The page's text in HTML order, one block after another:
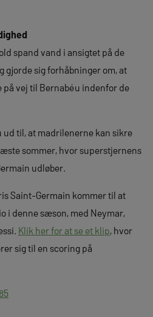
spand vand i ansigtet på de
gjorde sig forhåbninger om, at
vej til Bernabéu indenfor de
til, at madrilenerne kan sikre
sommer, hvor superstjernens
udløber.
Saint-Germain kommer til at
i denne sæson, med Neymar,
Klik her for at se et klip, hvor
sig til en scoring på